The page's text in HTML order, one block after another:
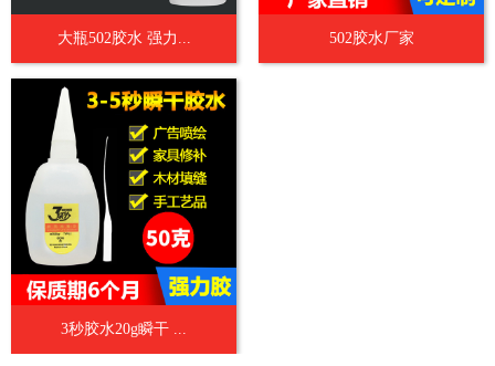
大瓶502胶水 强力... 502胶水厂家
3秒胶水20g瞬干 ...